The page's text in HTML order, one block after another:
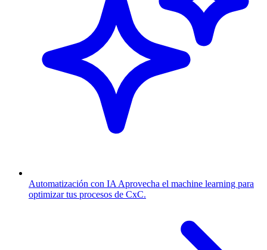
Automatización con IA Aprovecha el machine learning para
optimizar tus procesos de CxC.